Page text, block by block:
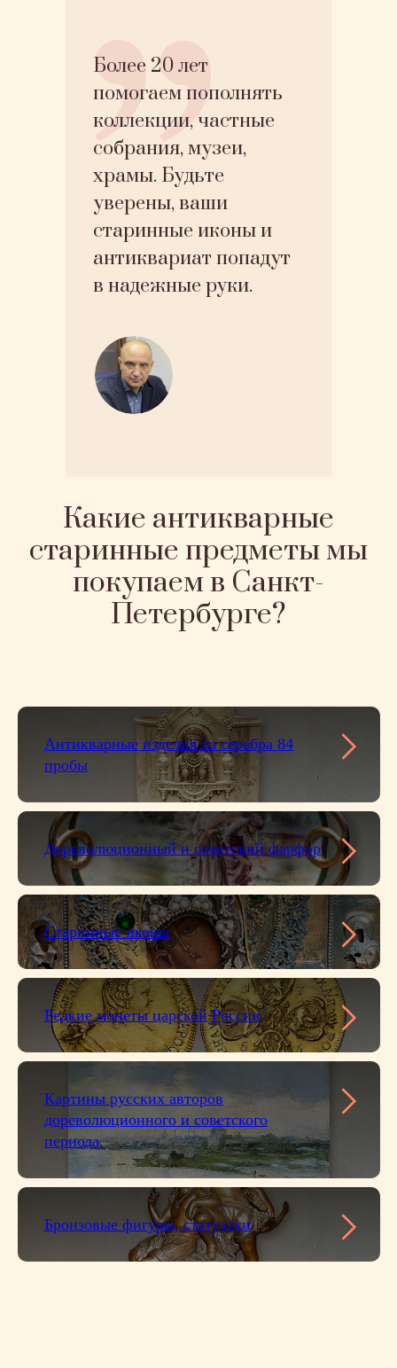
Более 20 лет
помогаем пополнять
коллекции, частные
собрания, музеи,
храмы. Будьте
уверены, ваши
старинные иконы и
антиквариат попадут
в надежные руки.
Какие антикварные
старинные предметы мы
покупаем в Санкт-
Петербурге?
Антикварные изделия из серебра 84
пробы
Дореволюционный и советский фарфор
Старинные иконы
Редкие монеты царской России
Картины русских авторов
дореволюционного и советского
периода.
Бронзовые фигуры, статуэтки